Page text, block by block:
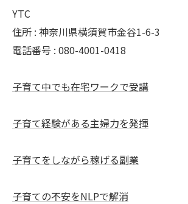
YTC
住所 : 神奈川県横須賀市金谷1-6-3
電話番号 : 080-4001-0418
子育て中でも在宅ワークで受講
子育て経験がある主婦力を発揮
子育てをしながら稼げる副業
子育ての不安をNLPで解消